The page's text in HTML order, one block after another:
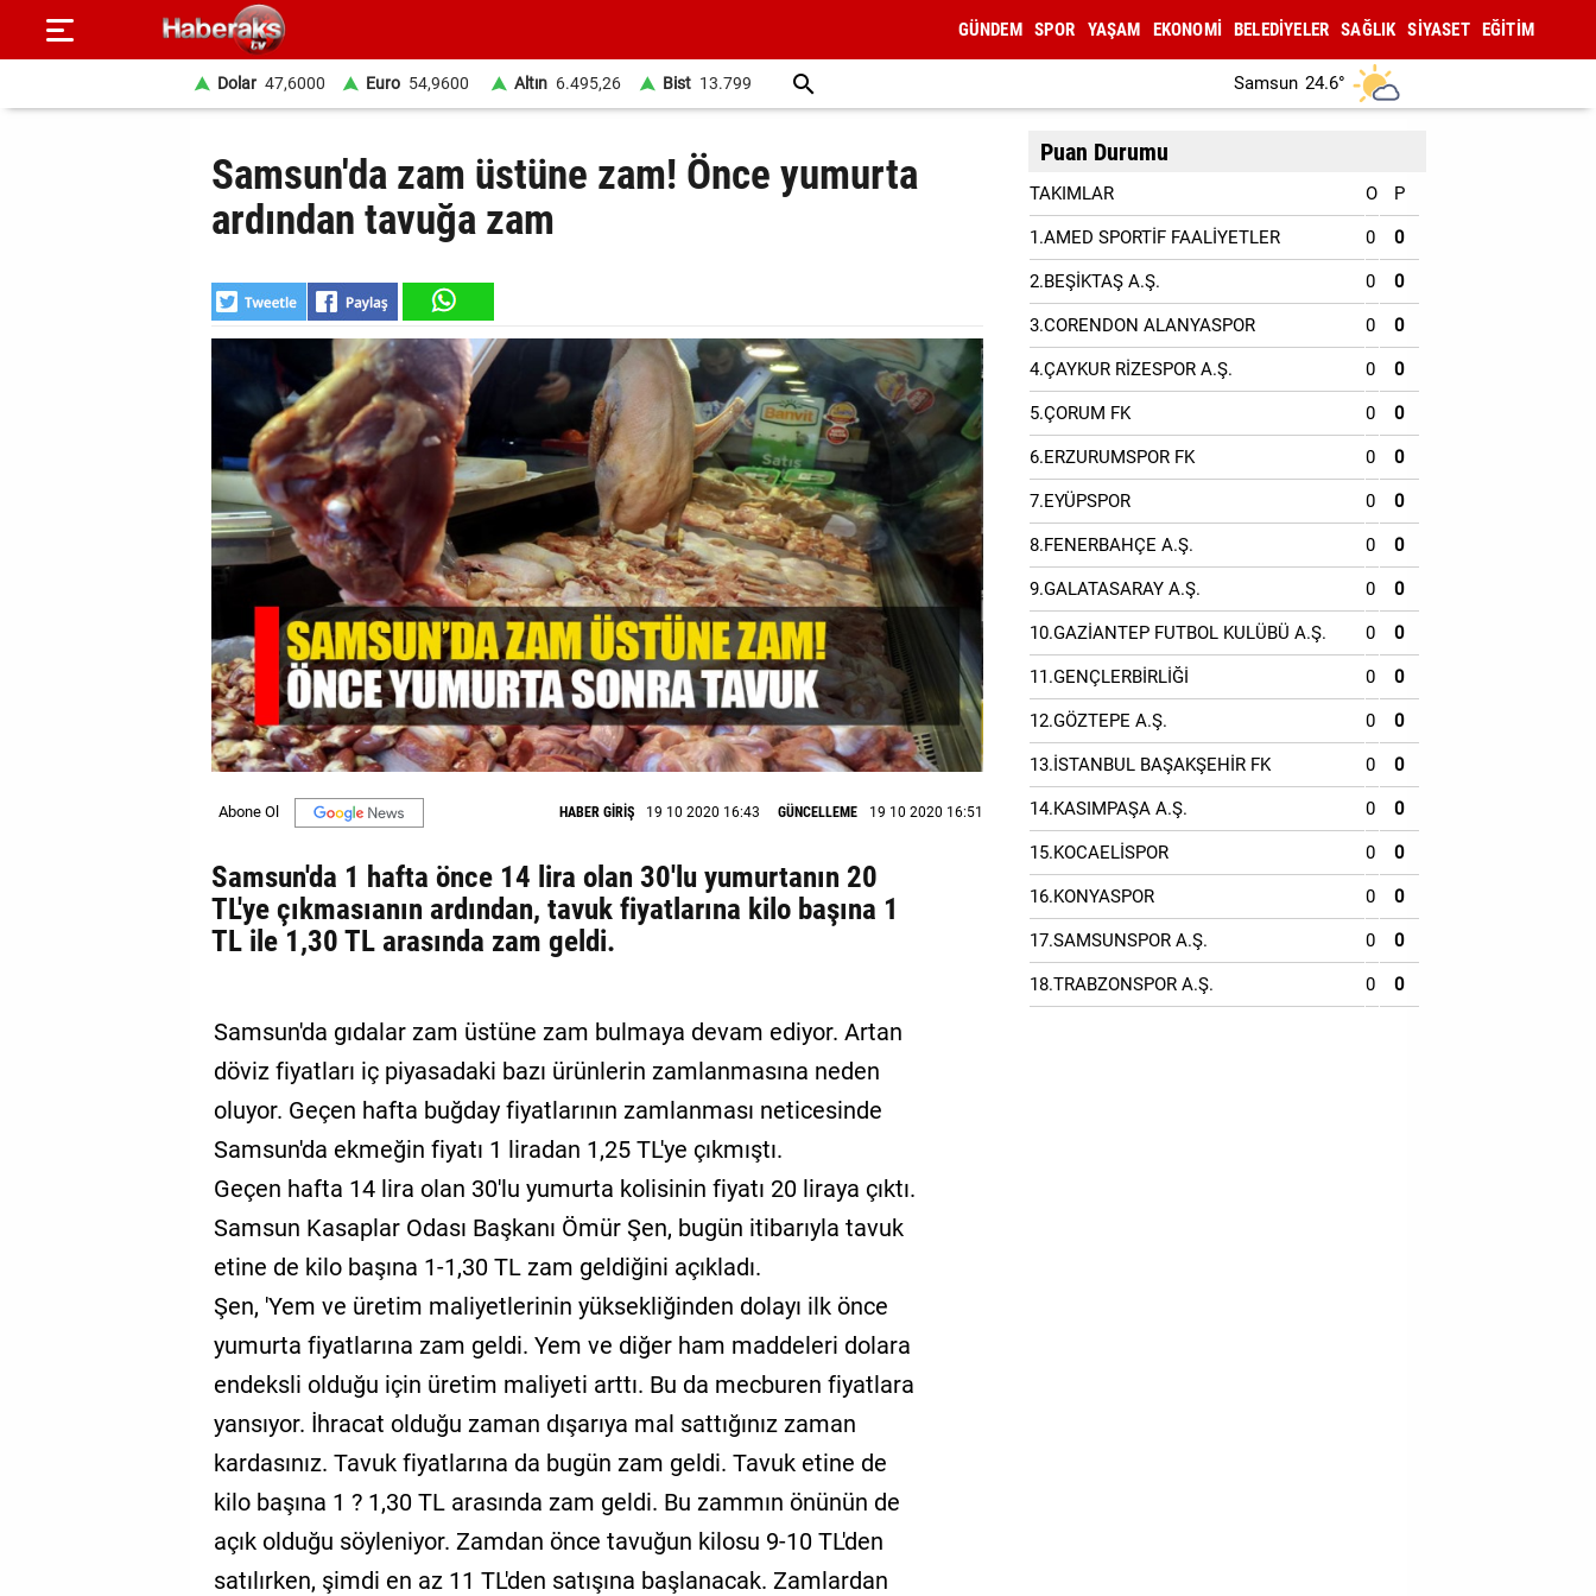
GÜNDEM SPOR YAŞAM EKONOMİ BELEDİYELER SAĞLIK SİYASET EĞİTİM
Dolar 47,6000 Euro 54,9600 Altın 6.495,26 Bist 13.799 Samsun 24.6°
Samsun'da zam üstüne zam! Önce yumurta
ardından tavuğa zam
HABER GİRİŞ 19 10 2020 16:43 GÜNCELLEME 19 10 2020 16:51
Samsun'da 1 hafta önce 14 lira olan 30'lu yumurtanın 20
TL'ye çıkmasıanın ardından, tavuk fiyatlarına kilo başına 1
TL ile 1,30 TL arasında zam geldi.
Samsun'da gıdalar zam üstüne zam bulmaya devam ediyor. Artan
döviz fiyatları iç piyasadaki bazı ürünlerin zamlanmasına neden
oluyor. Geçen hafta buğday fiyatlarının zamlanması neticesinde
Samsun'da ekmeğin fiyatı 1 liradan 1,25 TL'ye çıkmıştı.
Geçen hafta 14 lira olan 30'lu yumurta kolisinin fiyatı 20 liraya çıktı.
Samsun Kasaplar Odası Başkanı Ömür Şen, bugün itibarıyla tavuk
etine de kilo başına 1-1,30 TL zam geldiğini açıkladı.
Şen, 'Yem ve üretim maliyetlerinin yüksekliğinden dolayı ilk önce
yumurta fiyatlarına zam geldi. Yem ve diğer ham maddeleri dolara
endeksli olduğu için üretim maliyeti arttı. Bu da mecburen fiyatlara
yansıyor. İhracat olduğu zaman dışarıya mal sattığınız zaman
kardasınız. Tavuk fiyatlarına da bugün zam geldi. Tavuk etine de
kilo başına 1 ? 1,30 TL arasında zam geldi. Bu zammın önünün de
açık olduğu söyleniyor. Zamdan önce tavuğun kilosu 9-10 TL'den
satılırken, şimdi en az 11 TL'den satışına başlanacak. Zamlardan
Puan Durumu
TAKIMLAR O P
1.AMED SPORTİF FAALİYETLER 0 0
2.BEŞİKTAŞ A.Ş. 0 0
3.CORENDON ALANYASPOR 0 0
4.ÇAYKUR RİZESPOR A.Ş. 0 0
5.ÇORUM FK 0 0
6.ERZURUMSPOR FK 0 0
7.EYÜPSPOR 0 0
8.FENERBAHÇE A.Ş. 0 0
9.GALATASARAY A.Ş. 0 0
10.GAZİANTEP FUTBOL KULÜBÜ A.Ş. 0 0
11.GENÇLERBİRLİĞİ 0 0
12.GÖZTEPE A.Ş. 0 0
13.İSTANBUL BAŞAKŞEHİR FK 0 0
14.KASIMPAŞA A.Ş. 0 0
15.KOCAELİSPOR 0 0
16.KONYASPOR 0 0
17.SAMSUNSPOR A.Ş. 0 0
18.TRABZONSPOR A.Ş. 0 0